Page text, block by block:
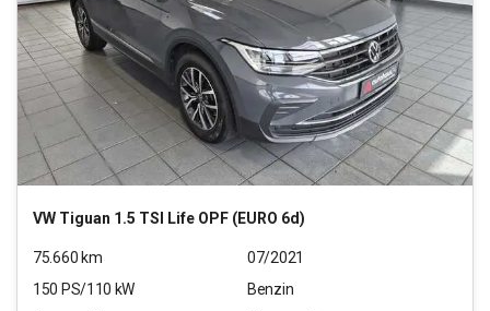
VW Tiguan 1.5 TSI Life OPF (EURO 6d)
75.660 km
07/2021
150 PS/110 kW
Benzin